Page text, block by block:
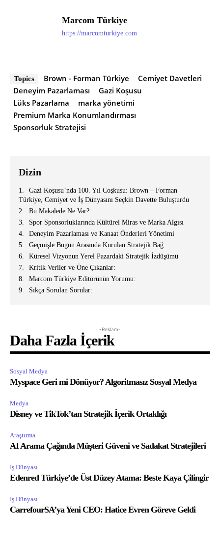
Marcom Türkiye
https://marcomturkiye.com
Topics Brown - Forman Türkiye
Cemiyet Davetleri
Deneyim Pazarlaması
Gazi Koşusu
Lüks Pazarlama
marka yönetimi
Premium Marka Konumlandırması
Sponsorluk Stratejisi
Dizin
Gazi Koşusu’nda 100. Yıl Coşkusu: Brown – Forman
Türkiye, Cemiyet ve İş Dünyasını Seçkin Davette Buluşturdu
Bu Makalede Ne Var?
Spor Sponsorluklarında Kültürel Miras ve Marka Algısı
Deneyim Pazarlaması ve Kanaat Önderleri Yönetimi
Geçmişle Bugün Arasında Kurulan Stratejik Bağ
Küresel Vizyonun Yerel Pazardaki Stratejik İzdüşümü
Kritik Veriler ve Öne Çıkanlar:
Marcom Türkiye Editörünün Yorumu:
Sıkça Sorulan Sorular:
-Reklam-
Daha Fazla İçerik
Sosyal Medya
Myspace Geri mi Dönüyor? Algoritmasız Sosyal Medya
Medya
Disney ve TikTok’tan Stratejik İçerik Ortaklığı
Araştırma
AI Arama Çağında Müşteri Güveni ve Sadakat Stratejileri
İş Dünyası
Edenred Türkiye’de Üst Düzey Atama: Beste Kaya Çilingir
İş Dünyası
CarrefourSA’ya Yeni CEO: Hatice Evren Göreve Geldi